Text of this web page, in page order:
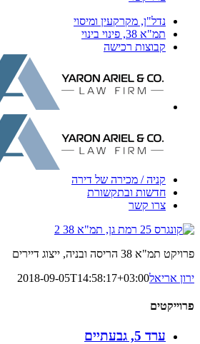
נדל"ן, מקרקעין ומיסוי
תמ"א 38, פינוי בינוי
קבוצות רכישה
קניה / מכירה של דירה
חדשות ובתקשורת
צרו קשר
ובניה, ייצוג דיירים
2018-09-05T14:58:17+03:00
ערד 5, גבעתיים